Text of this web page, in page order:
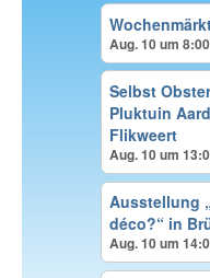
Aug. 10 um
Selbst
Pluktuin
Flikweert
Aug. 10 um
Ausstellung
déco?“ in
Aug. 10 um